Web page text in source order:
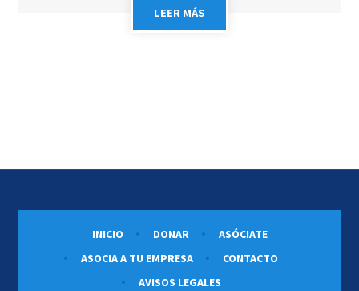
LEER MÁS
INICIO DONAR
ASÓCIATE
ASOCIA A TU EMPRESA
CONTACTO
AVISOS LEGALES